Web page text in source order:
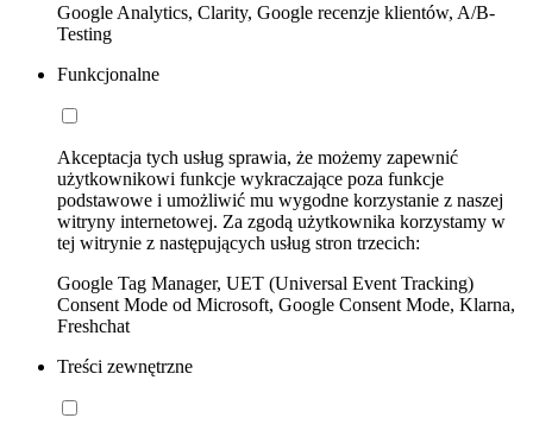
Google Analytics, Clarity, Google recenzje klientów, A/B-
Testing
Funkcjonalne
Akceptacja tych usług sprawia, że możemy zapewnić
użytkownikowi funkcje wykraczające poza funkcje
podstawowe i umożliwić mu wygodne korzystanie z naszej
witryny internetowej. Za zgodą użytkownika korzystamy w
tej witrynie z następujących usług stron trzecich:
Google Tag Manager, UET (Universal Event Tracking)
Consent Mode od Microsoft, Google Consent Mode, Klarna,
Freshchat
Treści zewnętrzne